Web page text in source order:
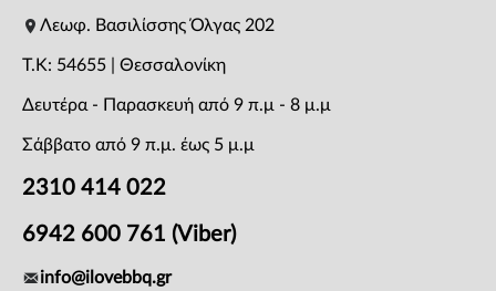
Λεωφ. Βασιλίσσης Όλγας 202
T.K: 54655 | Θεσσαλονίκη
Δευτέρα - Παρασκευή από 9 π.μ - 8 μ.μ
Σάββατο από 9 π.μ. έως 5 μ.μ
2310 414 022
6942 600 761 (Viber)
info@ilovebbq.gr